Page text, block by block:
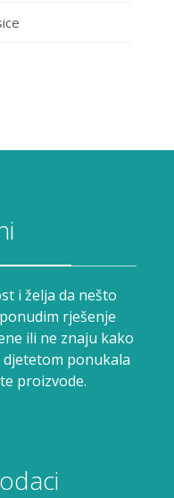
i želja da nešto
rješenje
ili ne znaju kako
ponukala
proizvode.